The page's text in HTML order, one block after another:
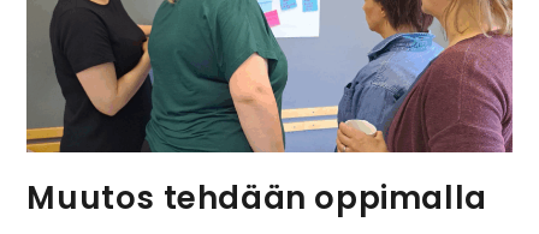
Muutos tehdään oppimalla